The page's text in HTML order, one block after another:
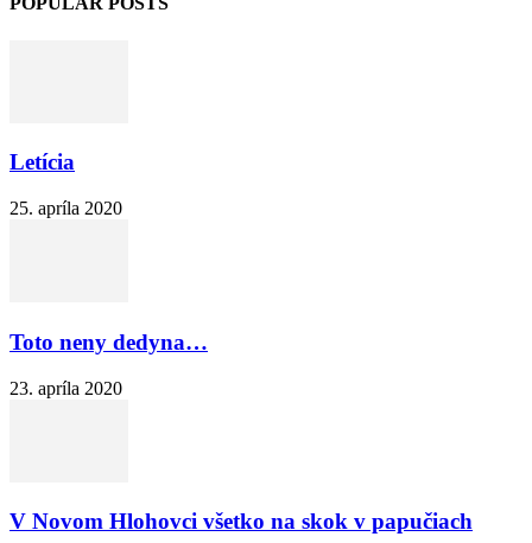
Letícia
25. apríla 2020
Toto neny dedyna…
23. apríla 2020
V Novom Hlohovci všetko na skok v papučiach